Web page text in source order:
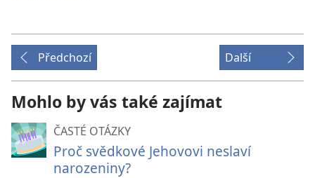
Předchozí Další
Mohlo by vás také zajímat
ČASTÉ OTÁZKY
Proč svědkové Jehovovi neslaví
narozeniny?